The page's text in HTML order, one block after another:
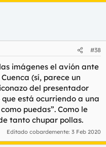
#38
imágenes el avión ante
(sí, parece un
del presentador
está ocurriendo a una
puedas”. Como le
tanto chupar pollas.
Editado cobardemente: 3 Feb 2020